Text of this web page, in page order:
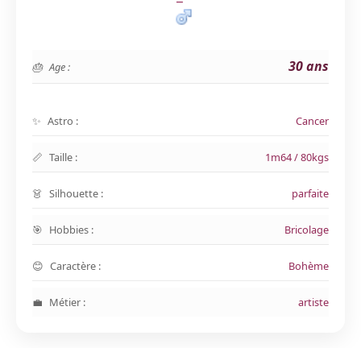
Age : 30 ans
Astro : Cancer
Taille : 1m64 / 80kgs
Silhouette : parfaite
Hobbies : Bricolage
Caractère : Bohème
Métier : artiste